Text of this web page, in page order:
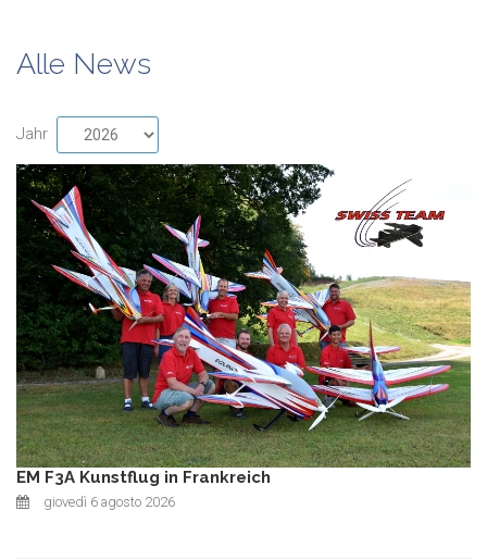
Alle News
Jahr
EM F3A Kunstflug in Frankreich
giovedì 6 agosto 2026